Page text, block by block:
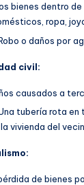
bienes dentro
ropa,
o daños por
civil:
causados a
tubería rota en
vivienda del
de bienes